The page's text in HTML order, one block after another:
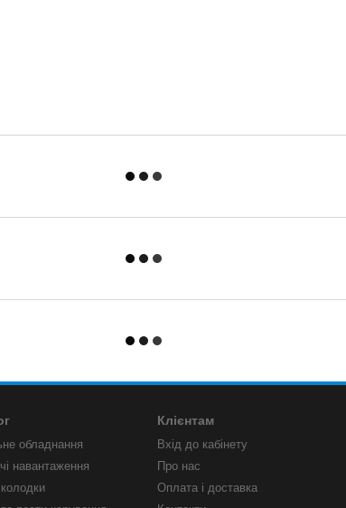
обладнання
навантаження
Клієнтам
Вхід до кабінету
Про нас
Оплата і доставка